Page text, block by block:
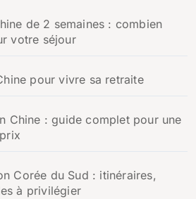
de 2 semaines : combien
votre séjour
pour vivre sa retraite
Chine : guide complet pour une
Corée du Sud : itinéraires,
à privilégier